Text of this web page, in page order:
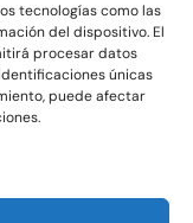
tecnologías como las
del dispositivo. El
procesar datos
únicas
puede afectar